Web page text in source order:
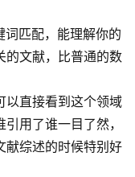
词匹配，能理解你的
的文献，比普通的数
以直接看到这个领域
用了谁一目了然，
献综述的时候特别好